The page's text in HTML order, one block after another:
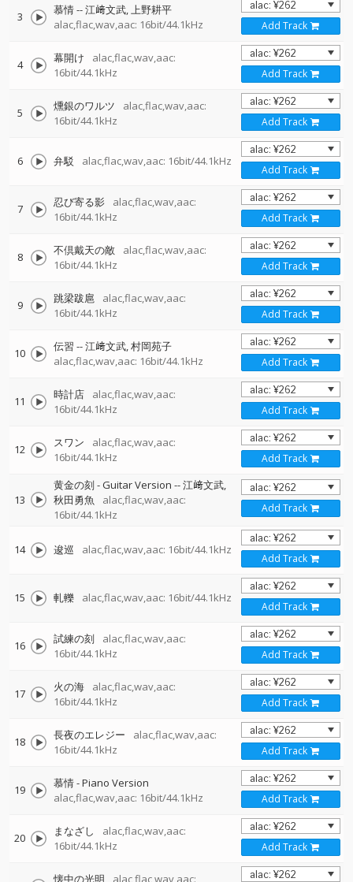
3 慕情--江﨑文武 上野耕平
alac,flac,wav,aac: 16bit/44.1kHz
Add Track
4 幕開け
alac,flac,wav,aac:
16bit/44.1kHz
Add Track
5 燻銀のワルツ
alac,flac,wav,aac:
16bit/44.1kHz
Add Track
6 弁駁 alac,flac,wav,aac: 16bit/44.1kHz
Add Track
7 忍び寄る影
alac,flac,wav,aac:
16bit/44.1kHz
Add Track
8 不倶戴天の敵
alac,flac,wav,aac:
16bit/44.1kHz
Add Track
9 跳梁跋扈
alac,flac,wav,aac:
16bit/44.1kHz
Add Track
10 伝習 --江﨑文武 村岡苑子
alac,flac,wav,aac: 16bit/44.1kHz
Add Track
11 時計店
alac,flac,wav,aac:
16bit/44.1kHz
Add Track
12 スワン
alac,flac,wav,aac:
16bit/44.1kHz
Add Track
13
黄金の刻 - Guitar Version --江﨑文武
秋田勇魚
alac,flac,wav,aac:
16bit/44.1kHz
Add Track
14 逡巡 alac,flac,wav,aac: 16bit/44.1kHz
Add Track
15 軋轢 alac,flac,wav,aac: 16bit/44.1kHz
Add Track
16 試練の刻
alac,flac,wav,aac:
16bit/44.1kHz
Add Track
17 火の海
alac,flac,wav,aac:
16bit/44.1kHz
Add Track
18 長夜のエレジー
alac,flac,wav,aac:
16bit/44.1kHz
Add Track
19
慕情 - Piano Version
alac,flac,wav,aac: 16bit/44.1kHz
Add Track
20 まなざし
alac,flac,wav,aac:
16bit/44.1kHz
Add Track
懐中の光明 alac,flac,wav,aac: